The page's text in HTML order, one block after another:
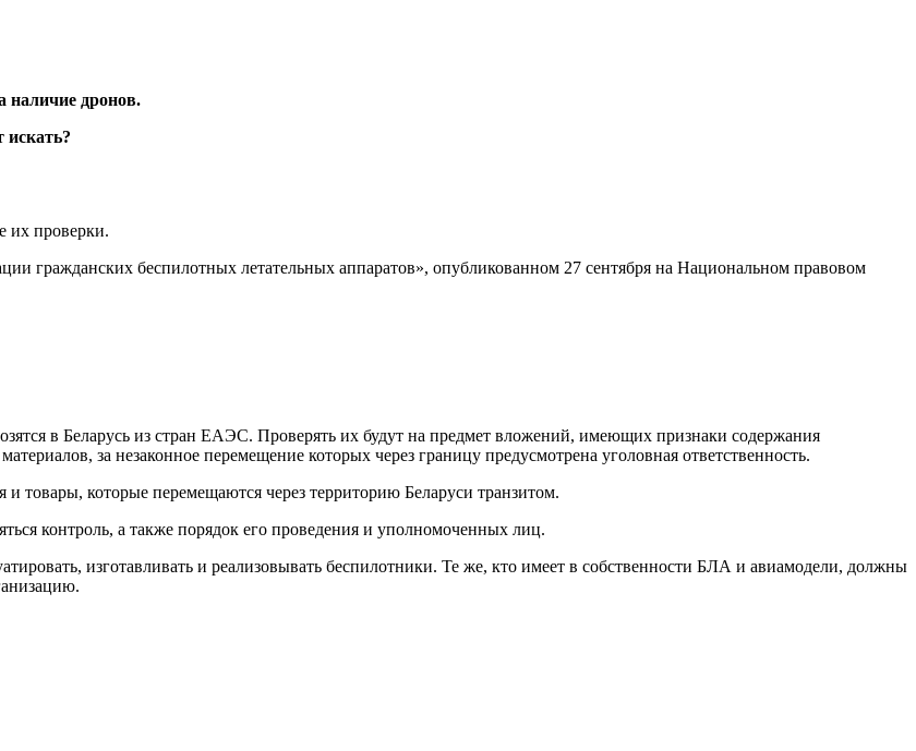
наличие дронов.
их проверки.
гражданских беспилотных летательных аппаратов», опубликованном 27 сентября на Национальном правовом
в Беларусь из стран ЕАЭС. Проверять их будут на предмет вложений, имеющих признаки содержания
за незаконное перемещение которых через границу предусмотрена уголовная ответственность.
товары, которые перемещаются через территорию Беларуси транзитом.
контроль, а также порядок его проведения и уполномоченных лиц.
изготавливать и реализовывать беспилотники. Те же, кто имеет в собственности БЛА и авиамодели, должны